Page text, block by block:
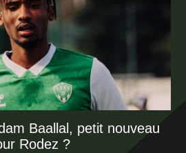
Baallal, petit nouveau
Rodez ?